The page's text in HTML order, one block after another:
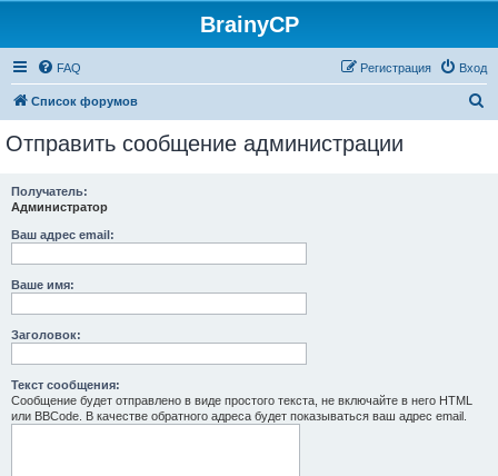
BrainyCP
FAQ Вход
Регистрация
Список форумов
Отправить сообщение администрации
Получатель:
Администратор
Ваш адрес email:
Ваше имя:
Заголовок:
Текст сообщения:
Сообщение будет отправлено в виде простого текста, не включайте в него HTML
или BBCode. В качестве обратного адреса будет показываться ваш адрес email.